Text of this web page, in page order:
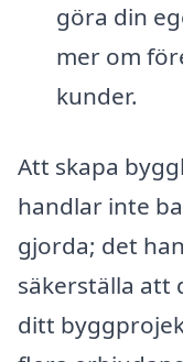
göra din
mer om
kunder.
Att skapa
handlar inte
gjorda; det
säkerställa
ditt